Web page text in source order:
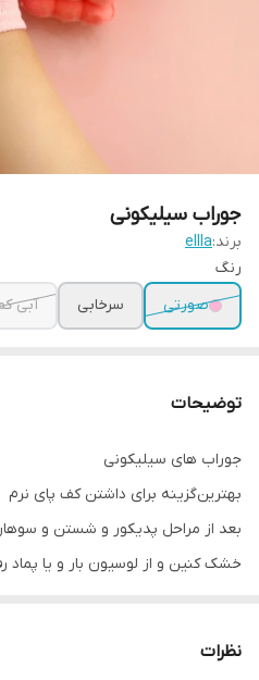
جوراب سیلیکونی
برند:ellla
رنگ
صورتی
سرخابی آبی
توضیحات
جوراب های سیلیکونی
بهترین‌گزینه برای داشتن کف پای نرم
بعد از مراحل پدیکور و شستن و
خشک کنین و از لوسیون بار و یا
نظرات